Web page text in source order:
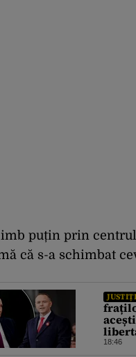
puțin prin
că s-a schimbat
18:46